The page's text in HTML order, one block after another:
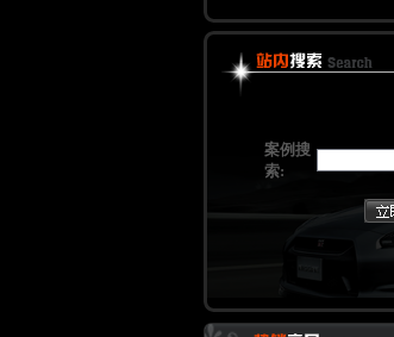
案例搜
索: